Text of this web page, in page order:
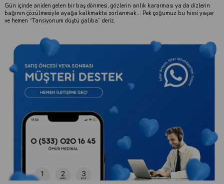
Gün içinde aniden gelen bir baş dönmesi, gözlerin anlık kararması ya da dizlerin
bağının çözülmesiyle ayağa kalkmakta zorlanmak... Pek çoğumuz bu hissi yaşar
ve hemen “Tansiyonum düştü galiba” deriz.